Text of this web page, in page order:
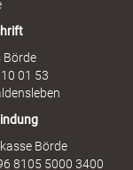
Börde
01 53
Börde
8105 5000 3400